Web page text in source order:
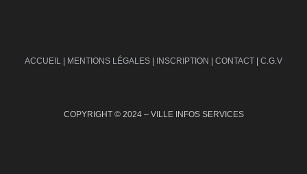
ACCUEIL | MENTIONS LÉGALES | INSCRIPTION | CONTACT | C.G.V
COPYRIGHT © 2024 – VILLE INFOS SERVICES